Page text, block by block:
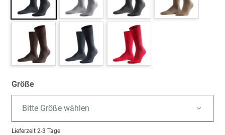
Größe
Bitte Größe wählen
Lieferzeit 2-3 Tage